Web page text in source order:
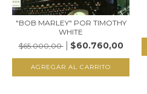
"BOB MARLEY" POR TIMOTHY
WHITE
$65.000,00
$60.760,00